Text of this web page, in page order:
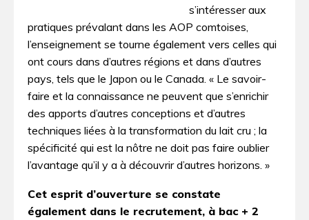
s’intéresser aux
pratiques prévalant dans les AOP comtoises,
l’enseignement se tourne également vers celles qui
ont cours dans d’autres régions et dans d’autres
pays, tels que le Japon ou le Canada. « Le savoir-
faire et la connaissance ne peuvent que s’enrichir
des apports d’autres conceptions et d’autres
techniques liées à la transformation du lait cru ; la
spécificité qui est la nôtre ne doit pas faire oublier
l’avantage qu’il y a à découvrir d’autres horizons. »
Cet esprit d’ouverture se constate
également dans le recrutement, à bac + 2